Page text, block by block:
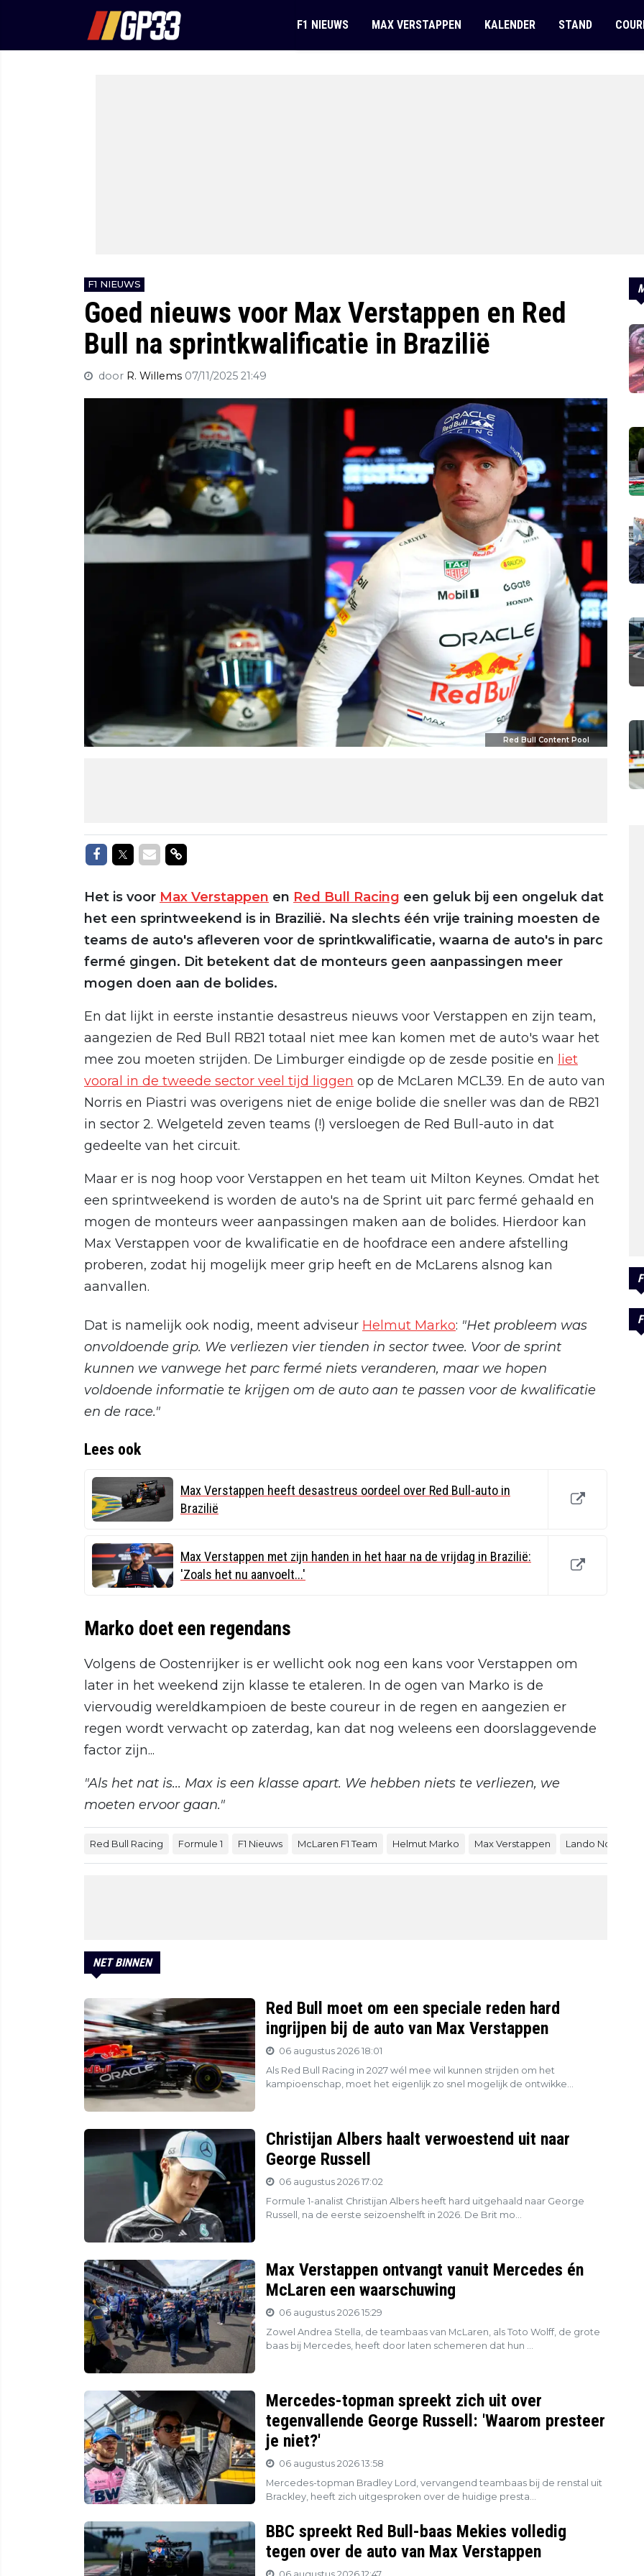
F1 NIEUWS MAX VERSTAPPEN KALENDER STAND
F1 NIEUWS
Goed nieuws voor Max Verstappen en Red
Bull na sprintkwalificatie in Brazilië
door R. Willems 07/11/2025 21:49
Red Bull Content Pool
Delen op Facebook
Delen op Twitter
Delen via Mail
Delen via link
Het is voor Max Verstappen en Red Bull Racing een geluk bij een ongeluk dat
het een sprintweekend is in Brazilië. Na slechts één vrije training moesten de
teams de auto's afleveren voor de sprintkwalificatie, waarna de auto's in parc
fermé gingen. Dit betekent dat de monteurs geen aanpassingen meer
mogen doen aan de bolides.
En dat lijkt in eerste instantie desastreus nieuws voor Verstappen en zijn team,
aangezien de Red Bull RB21 totaal niet mee kan komen met de auto's waar het
mee zou moeten strijden. De Limburger eindigde op de zesde positie en liet
vooral in de tweede sector veel tijd liggen op de McLaren MCL39. En de auto van
Norris en Piastri was overigens niet de enige bolide die sneller was dan de RB21
in sector 2. Welgeteld zeven teams (!) versloegen de Red Bull-auto in dat
gedeelte van het circuit.
Maar er is nog hoop voor Verstappen en het team uit Milton Keynes. Omdat het
een sprintweekend is worden de auto's na de Sprint uit parc fermé gehaald en
mogen de monteurs weer aanpassingen maken aan de bolides. Hierdoor kan
Max Verstappen voor de kwalificatie en de hoofdrace een andere afstelling
proberen, zodat hij mogelijk meer grip heeft en de McLarens alsnog kan
aanvallen.
Dat is namelijk ook nodig, meent adviseur Helmut Marko: "Het probleem was
onvoldoende grip. We verliezen vier tienden in sector twee. Voor de sprint
kunnen we vanwege het parc fermé niets veranderen, maar we hopen
voldoende informatie te krijgen om de auto aan te passen voor de kwalificatie
en de race."
Lees ook
Max Verstappen heeft desastreus oordeel over Red Bull-auto in
Brazilië
Max Verstappen met zijn handen in het haar na de vrijdag in Brazilië:
'Zoals het nu aanvoelt...'
Marko doet een regendans
Volgens de Oostenrijker is er wellicht ook nog een kans voor Verstappen om
later in het weekend zijn klasse te etaleren. In de ogen van Marko is de
viervoudig wereldkampioen de beste coureur in de regen en aangezien er
regen wordt verwacht op zaterdag, kan dat nog weleens een doorslaggevende
factor zijn...
"Als het nat is... Max is een klasse apart. We hebben niets te verliezen, we
moeten ervoor gaan."
Red Bull Racing Formule 1 F1 Nieuws McLaren F1 Team Helmut Marko Max Verstappen Lando Norris
NET BINNEN
Red Bull moet om een speciale reden hard
ingrijpen bij de auto van Max Verstappen
06 augustus 2026 18:01
Als Red Bull Racing in 2027 wél mee wil kunnen strijden om het
kampioenschap, moet het eigenlijk zo snel mogelijk de ontwikke...
Christijan Albers haalt verwoestend uit naar
George Russell
06 augustus 2026 17:02
Formule 1-analist Christijan Albers heeft hard uitgehaald naar George
Russell, na de eerste seizoenshelft in 2026. De Brit mo...
Max Verstappen ontvangt vanuit Mercedes én
McLaren een waarschuwing
06 augustus 2026 15:29
Zowel Andrea Stella, de teambaas van McLaren, als Toto Wolff, de grote
baas bij Mercedes, heeft door laten schemeren dat hun ...
Mercedes-topman spreekt zich uit over
tegenvallende George Russell: 'Waarom presteer
je niet?'
06 augustus 2026 13:58
Mercedes-topman Bradley Lord, vervangend teambaas bij de renstal uit
Brackley, heeft zich uitgesproken over de huidige presta...
BBC spreekt Red Bull-baas Mekies volledig
tegen over de auto van Max Verstappen